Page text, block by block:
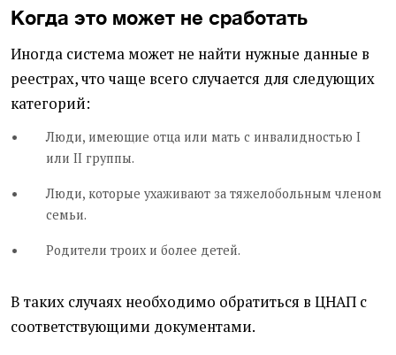
Когда это может не сработать
Иногда система может не найти нужные данные в
реестрах, что чаще всего случается для следующих
категорий:
Люди, имеющие отца или мать с инвалидностью I
или II группы.
Люди, которые ухаживают за тяжелобольным членом
семьи.
Родители троих и более детей.
В таких случаях необходимо обратиться в ЦНАП с
соответствующими документами.